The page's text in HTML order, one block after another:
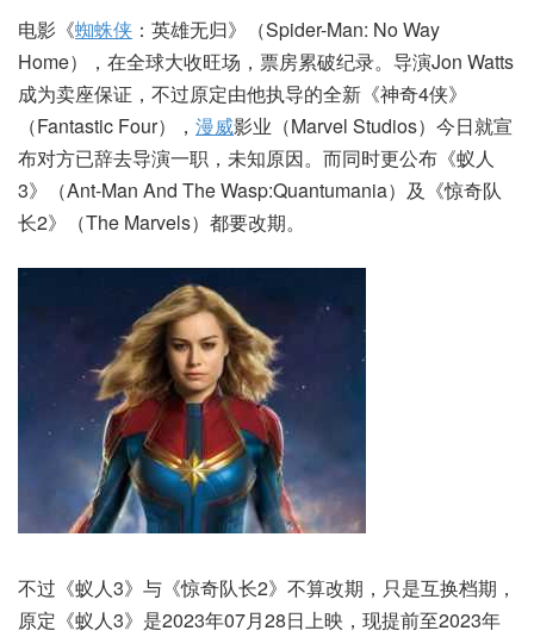
电影《蜘蛛侠 ：英雄无归》（Spider-Man: No Way
Home），在全球大收旺场，票房累破纪录。导演Jon Watts
成为卖座保证，不过原定由他执导的全新《神奇4侠》
（Fantastic Four）， 漫威影业（Marvel Studios）今日就宣
布对方已辞去导演一职，未知原因。而同时更公布《蚁人
3》（Ant-Man And The Wasp:Quantumania）及《惊奇队
长2》（The Marvels）都要改期。
不过《蚁人3》与《惊奇队长2》不算改期，只是互换档期，
原定《蚁人3》是2023年07月28日上映，现提前至2023年